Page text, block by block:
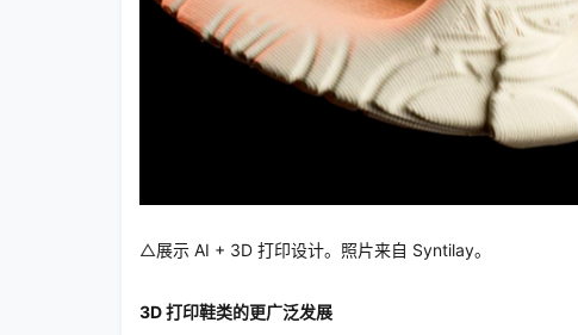
△展示 AI + 3D 打印设计。照片来自 Syntilay。
3D 打印鞋类的更广泛发展